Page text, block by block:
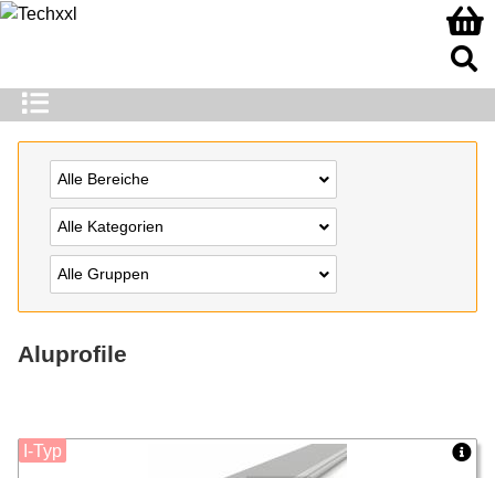
Alle Bereiche
Alle Kategorien
Alle Gruppen
Aluprofile
I-Typ